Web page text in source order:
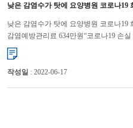
낮은 감염수가 탓에 요양병원 코로나19
낮은 감염수가 탓에 요양병원 코로나19
감염예방관리료 634만원“코로나19 손
전국의 요양병원들이 코로나19로부터
작성일 : 2022-06-17